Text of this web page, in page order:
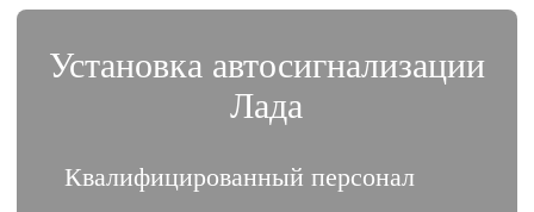
Установка автосигнализации
Лада
Квалифицированный персонал